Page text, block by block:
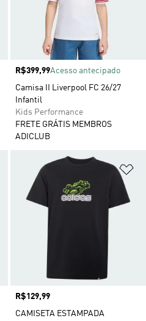
Preço
R$399,99Acesso antecipado
Camisa II Liverpool FC 26/27
Infantil
Kids Performance
FRETE GRÁTIS MEMBROS
ADICLUB
Adicionar à Lista de Desejos
Preço
R$129,99
CAMISETA ESTAMPADA